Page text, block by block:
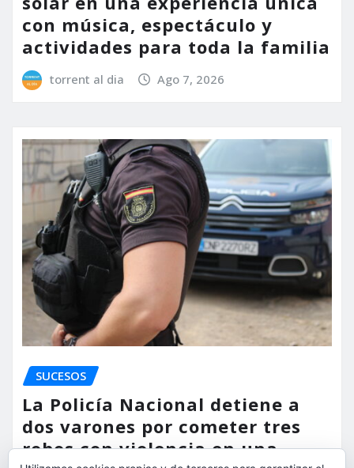
con música, espectáculo y
actividades para toda la familia
torrent al dia Ago 7, 2026
SUCESOS
La Policía Nacional detiene a
dos varones por cometer tres
robos con violencia en una